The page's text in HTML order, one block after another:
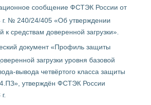
сообщение ФСТЭК России от
г. № 240/24/405 «Об утверждении
к средствам доверенной загрузки».
документ «Профиль защиты
загрузки уровня базовой
вывода четвёртого класса защиты
утверждён ФСТЭК России